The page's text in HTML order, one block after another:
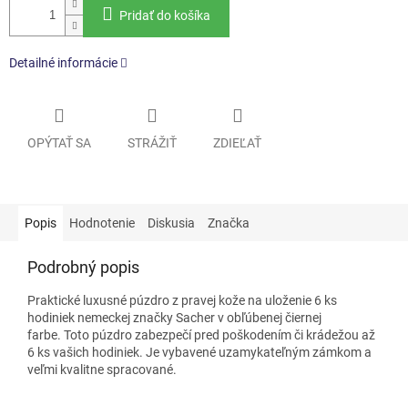
Pridať do košíka
Detailné informácie
OPÝTAŤ SA STRÁŽIŤ ZDIEĽAŤ
Popis Hodnotenie Diskusia Značka
Podrobný popis
Praktické luxusné púzdro z pravej kože na uloženie 6 ks
hodiniek nemeckej značky Sacher v obľúbenej čiernej
farbe. Toto púzdro zabezpečí pred poškodením či krádežou až
6 ks vašich hodiniek. Je vybavené uzamykateľným zámkom a
veľmi kvalitne spracované.